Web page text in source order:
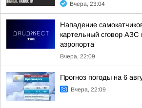
Вчера, 23:04
Нападение
картельный сговор АЗС
аэропорта
Вчера, 22:09
Прогноз погоды на 6
Вчера, 22:09